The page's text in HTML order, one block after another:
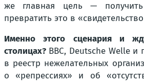
же главная цель —
превратить это в
Именно этого сценария и
столицах? BBC, Deutsche Welle
в реестр нежелательных
о «репрессиях» и об